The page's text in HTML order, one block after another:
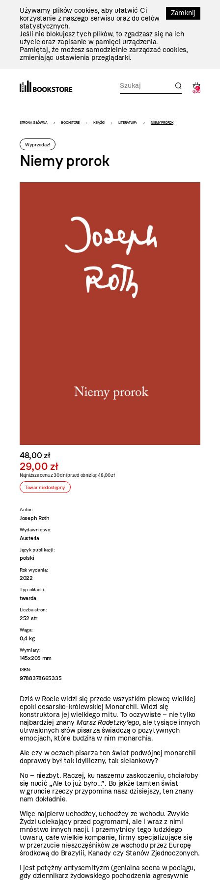
Zamknij
Używamy plików cookies, aby ułatwić Ci
korzystanie z naszego serwisu oraz do celów
statystycznych.
Jeśli nie blokujesz tych plików, to zgadzasz się na ich
użycie oraz zapisanie w pamięci urządzenia.
Pamiętaj, że możesz samodzielnie zarządzać cookies,
zmieniając ustawienia przeglądarki.
0
0,00
Bookstore
-
szablon
szczegóły
STRONA GŁÓWNA BOOKSTORE KSIĄŻKI LITERATURA NIEMY PROROK
Wyprzedaż!
Niemy prorok
48,00 zł
29,00 zł
Najniższa cena z 30 dni przed obniżką: 48,00 zł
Towar niedostępny
Autor:
Joseph Roth
Wydawnictwo:
Austeria
Język publikacji:
polski
Rok wydania:
2022
Typ okładki:
twarda
Liczba stron:
252 str
Waga:
0,4 kg
Wymiary:
145x205 mm
ISBN:
9788378665335
Dziś w Rocie widzi się przede wszystkim piewcę wielkiej
epoki cesarsko-królewskiej Monarchii. Widzi się
konstruktora jej wielkiego mitu. To oczywiste – nie tylko
najbardziej znany Marsz Radetzky’ego, ale tysiące innych
utrwalonych słów pisarza świadczą o pozytywnych
emocjach, które budziła w nim monarchia.
Ale czy w oczach pisarza ten świat podwójnej monarchii
doprawdy był tak idylliczny, tak sielankowy?
No – niezbyt. Raczej, ku naszemu zaskoczeniu, chciałoby
się nucić „Ale to już było…”. Bo jakże tamten świat
w gruncie rzeczy przypomina nasz dzisiejszy, ten znany
nam dokładnie.
Więc najpierw uchodźcy, uchodźcy ze wchodu. Zwykle
Żydzi uciekający przed pogromami, ale i wraz z nimi
mnóstwo innych nacji. I przemytnicy tego ludzkiego
towaru, całe wielkie kompanie, firmy specjalizujące się
w przerzucie nieszczęśników ze wschodu przez Europę
środkową do Brazylii, Kanady czy Stanów Zjednoczonych.
I jest potężny antysemityzm (genialna scena w pociągu,
gdy dziennikarz żydowskiego pochodzenia agresywnie